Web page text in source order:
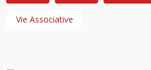
Vie Associative